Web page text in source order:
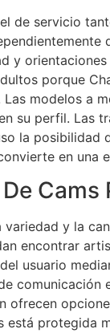
de servicio
y
porque
modelos a
su perfil. Las
la
en una
y la
encontrar
usuario
ofrecen
protegida